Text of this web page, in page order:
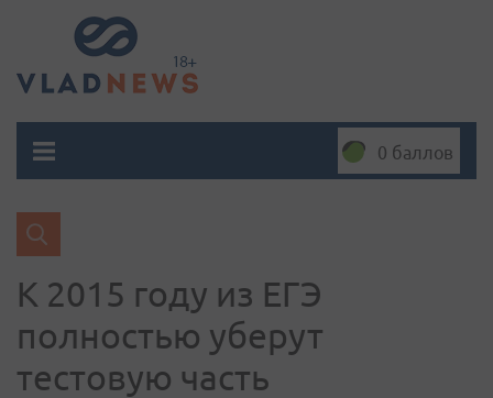
0 баллов
К 2015 году из ЕГЭ
полностью уберут
тестовую часть